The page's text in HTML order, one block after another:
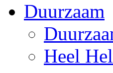
Duurzaam
Heel